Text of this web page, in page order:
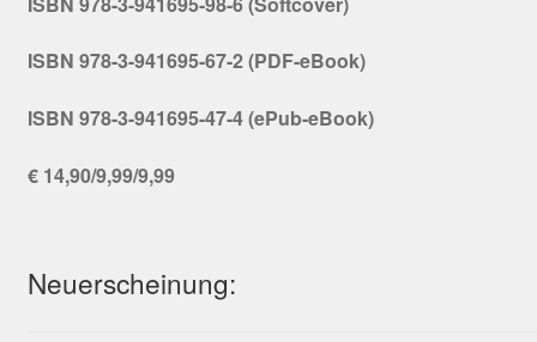
ISBN 978-3-941695-67-2 (PDF-eBook)
ISBN 978-3-941695-47-4 (ePub-eBook)
€ 14,90/9,99/9,99
Neuerscheinung: